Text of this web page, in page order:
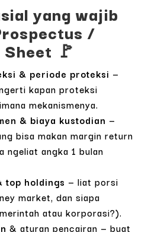
yang wajib
/
🚩
& periode proteksi —
kapan proteksi
mekanismenya.
& biaya kustodian —
bisa makan margin return
ngeliat angka 1 bulan
top holdings — liat porsi
market, dan siapa
atau korporasi?).
& aturan pencairan — buat